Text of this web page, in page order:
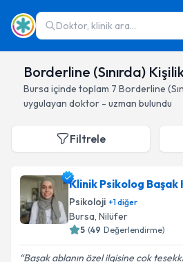
Doktor, klinik ara...
Borderline (Sınırda)
Bursa içinde toplam 7 Borderline
uygulayan doktor - uzman bulundu
Filtrele
Klinik Psikolog Başak
Psikoloji +1diğer
Bursa, Nilüfer
5 (49 Değerlendirme)
Başak ablanın özel ilgisine cok